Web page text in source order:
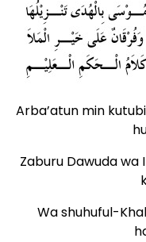
Arba’atun min
Zaburu Dawuda wa
Wa shuhuful-